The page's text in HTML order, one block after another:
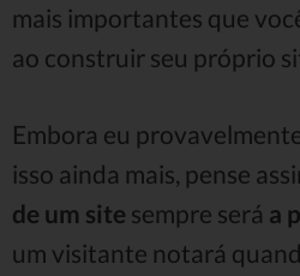
mais importantes que
ao construir seu próprio
Embora eu
isso ainda mais, pense
de um site sempre será a
um visitante notará